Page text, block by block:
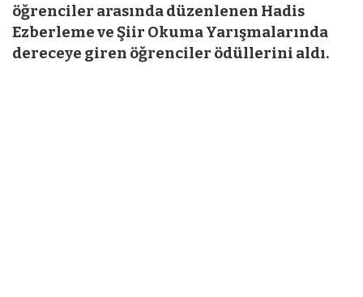
öğrenciler arasında düzenlenen Hadis
Ezberleme ve Şiir Okuma Yarışmalarında
dereceye giren öğrenciler ödüllerini aldı.